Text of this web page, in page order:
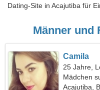
Dating-Site in Acajutiba für
Männer und
Camila
25 Jahre,
Mädchen
Acajutiba,